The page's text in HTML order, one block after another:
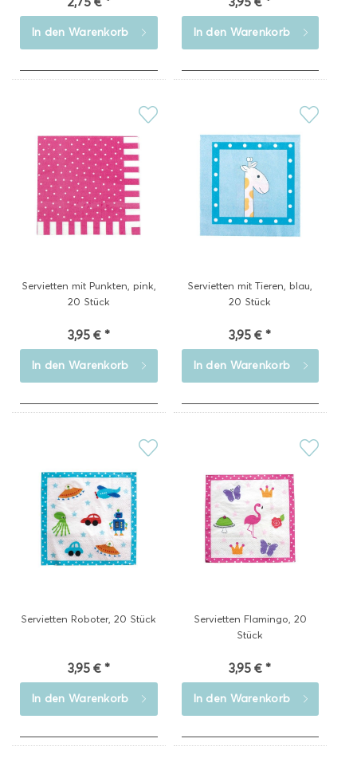
In den Warenkorb In den Warenkorb
Servietten mit Punkten, pink,
20 Stück
3,95 € *
In den Warenkorb
Servietten mit Tieren, blau,
20 Stück
3,95 € *
In den Warenkorb
Servietten Roboter, 20 Stück
3,95 € *
In den Warenkorb
Servietten Flamingo, 20
Stück
3,95 € *
In den Warenkorb